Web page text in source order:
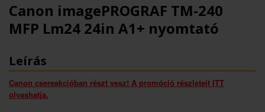
Canon imagePROGRAF TM-240
MFP Lm24 24in A1+ nyomtató
Leírás
Canon csereakcióban részt vesz! A promóció részleteit ITT
olvashatja.